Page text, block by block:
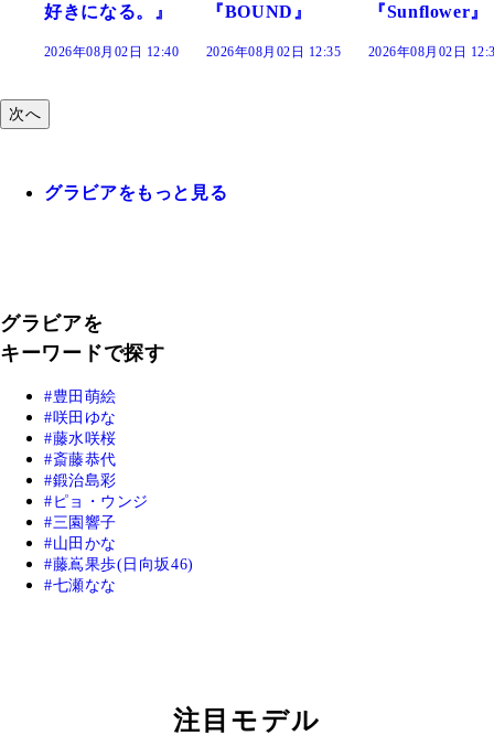
になる。』
年08月02日 12:40
『BOUND』
2026年08月02日 12:35
『Sunflower』
2026年08月02日 12:30
だ
次へ
グラビアをもっと見る
グラビアを
キーワードで探す
豊田萌絵
咲田ゆな
藤水咲桜
斎藤恭代
鍛治島彩
ピョ・ウンジ
三園響子
山田かな
藤嶌果歩(日向坂46)
七瀬なな
注目モデル